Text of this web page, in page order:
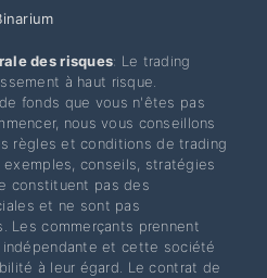
des risques: Le trading
à haut risque.
fonds que vous n'êtes pas
nous vous conseillons
règles et conditions de trading
conseils, stratégies
constituent pas des
et ne sont pas
Les commerçants prennent
et cette société
à leur égard. Le contrat de